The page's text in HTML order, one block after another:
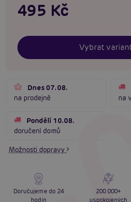
495 Kč
Vybrat
Dnes 07.08.
na prodejně
na
Pondělí 10.08.
doručení domů
Možnosti dopravy
Doručujeme do 24
hodin
200 000+
uspokojených